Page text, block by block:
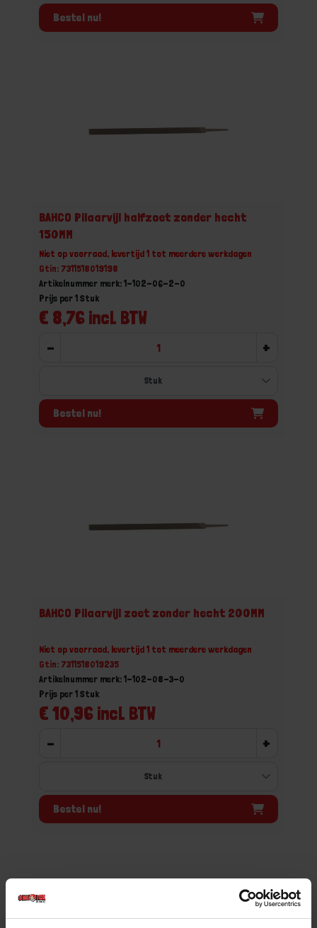
Bestel nu!
BAHCO Pilaarvijl halfzoet zonder hecht
150MM
Niet op voorraad, levertijd 1 tot meerdere werkdagen
Gtin: 7311518019198
Artikelnummer merk: 1-102-06-2-0
€ 8,76 incl. BTW
Prijs per 1 Stuk
- +
Bestel nu!
BAHCO Pilaarvijl zoet zonder hecht 200MM
Niet op voorraad, levertijd 1 tot meerdere werkdagen
Gtin: 7311518019235
Artikelnummer merk: 1-102-08-3-0
€ 10,96 incl. BTW
Prijs per 1 Stuk
- +
Bestel nu!